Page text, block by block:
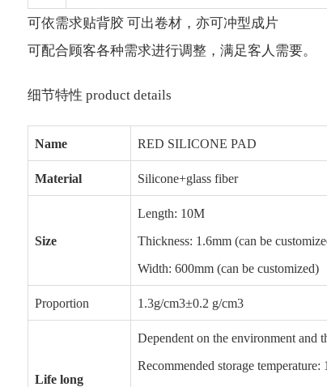
可依需求贴背胶 可出卷材，亦可冲型成片
可配合顾客各种需求进行调整，满足客人需要。
细节特性 product details
Name RED SILICONE PAD
Material Silicone+glass fiber
Size
Length: 10M
Thickness: 1.6mm (can be
Width: 600mm (can be customized)
Proportion 1.3g/cm3±0.2 g/cm3
Life long
Dependent on the environment and
Recommended storage temperature: